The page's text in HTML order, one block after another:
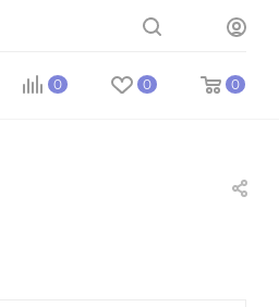
0 0 0